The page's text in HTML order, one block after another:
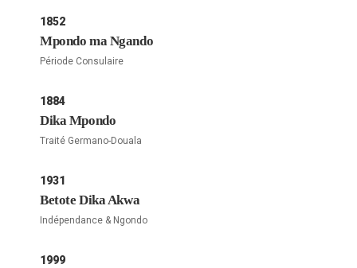
1852
Mpondo ma Ngando
Période Consulaire
1884
Dika Mpondo
Traité Germano-Douala
1931
Betote Dika Akwa
Indépendance & Ngondo
1999